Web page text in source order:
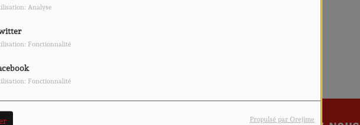
Analyse
Fonctionnalité
Fonctionnalité
Propulsé par Orejime
vous avez rencontré une erreur.